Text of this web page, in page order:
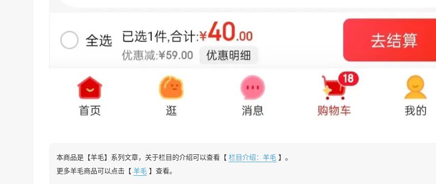
本商品是【羊毛】系列文章，关于栏目的介绍可以查看【 栏目介绍：羊毛 】。
更多羊毛商品可以点击【 羊毛 】查看。